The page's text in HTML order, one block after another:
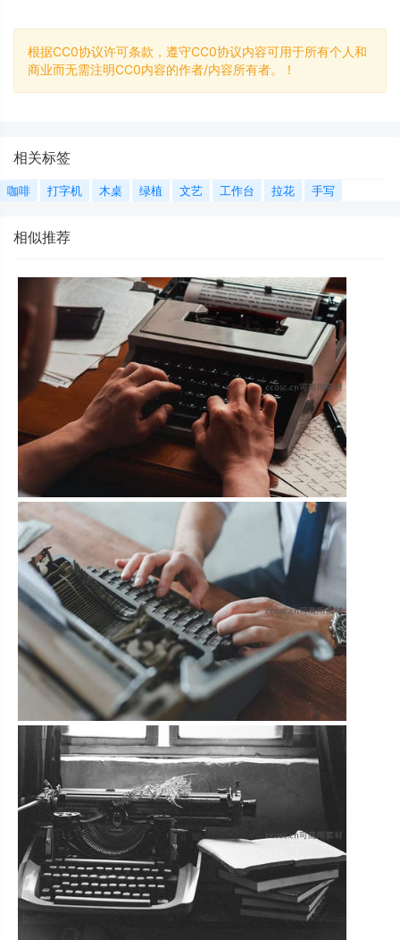
根据CC0协议许可条款，遵守CC0协议内容可用于所有个人和
商业而无需注明CC0内容的作者/内容所有者。！
相关标签
咖啡 打字机 木桌 绿植 文艺 工作台 拉花 手写
相似推荐